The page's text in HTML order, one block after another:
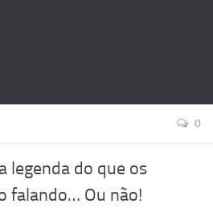
0
legenda do que os
falando… Ou não!